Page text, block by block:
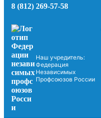
8 (812) 269-57-58
Наш учредитель:
Федерация
Независимых
Профсоюзов России